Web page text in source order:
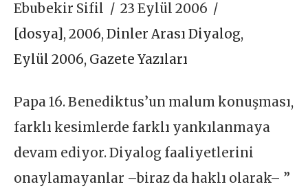
Ebubekir Sifil
23 Eylül 2006
[dosya] ,2006,Dinler Arası Diyalog,
Eylül 2006, Gazete Yazıları
Papa 16. Benediktus’un malum konuşması,
farklı kesimlerde farklı yankılanmaya
devam ediyor. Diyalog faaliyetlerini
onaylamayanlar –biraz da haklı olarak– ”